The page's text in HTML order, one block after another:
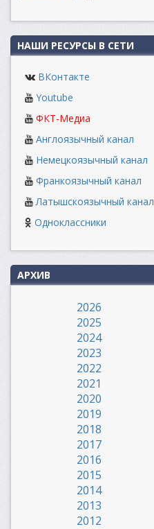
НАШИ РЕСУРСЫ В СЕТИ
ВКонтакте
Youtube
ФКТ-Медиа
Англоязычный канал
Немецкоязычный канал
Франкоязычный канал
Латышскоязычный канал
Одноклассники
АРХИВ
2026
2025
2024
2023
2022
2021
2020
2019
2018
2017
2016
2015
2014
2013
2012